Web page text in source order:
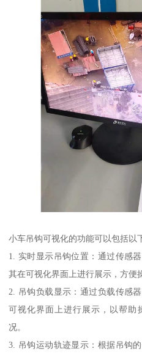
小车吊钩可视化的功能可以包括以
1. 实时显示吊钩位置：通过传感
其在可视化界面上进行展示，方便
2. 吊钩负载显示：通过负载传感
可视化界面上进行展示，以帮助
况。
3. 吊钩运动轨迹显示：根据吊钩